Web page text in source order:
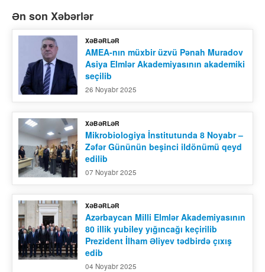
Haqqımızda
Struktur
Şura və Təşkilatlar
Alim və Mütəxəssislər
Nəşrlər
Əlaqə
Ən son Xəbərlər
XƏBƏRLƏR
AMEA-nın müxbir üzvü Pənah Muradov
Asiya Elmlər Akademiyasının akademiki
seçilib
26 Noyabr 2025
XƏBƏRLƏR
Mikrobiologiya İnstitutunda 8 Noyabr –
Zəfər Gününün beşinci ildönümü qeyd
edilib
07 Noyabr 2025
XƏBƏRLƏR
Azərbaycan Milli Elmlər Akademiyasının
80 illik yubiley yığıncağı keçirilib
Prezident İlham Əliyev tədbirdə çıxış
edib
04 Noyabr 2025